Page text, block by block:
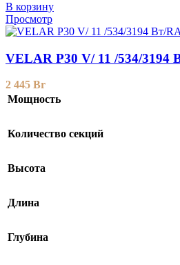
В корзину
Просмотр
VELAR P30 V/ 11 /534/3194
2 445 Br
Мощность
Количество секций
Высота
Длина
Глубина